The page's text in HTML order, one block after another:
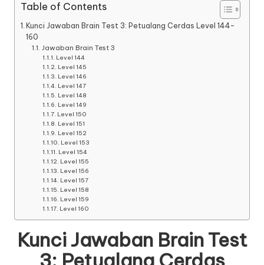
Table of Contents
Kunci Jawaban Brain Test 3: Petualang Cerdas Level 144-
160
Jawaban Brain Test 3
Level 144
Level 145
Level 146
Level 147
Level 148
Level 149
Level 150
Level 151
Level 152
Level 153
Level 154
Level 155
Level 156
Level 157
Level 158
Level 159
Level 160
Kunci Jawaban Brain Test